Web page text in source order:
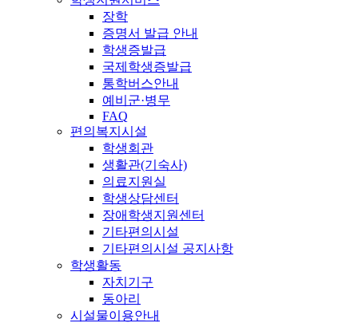
장학
증명서 발급 안내
학생증발급
국제학생증발급
통학버스안내
예비군·병무
FAQ
편의복지시설
학생회관
생활관(기숙사)
의료지원실
학생상담센터
장애학생지원센터
기타편의시설
기타편의시설 공지사항
학생활동
자치기구
동아리
시설물이용안내